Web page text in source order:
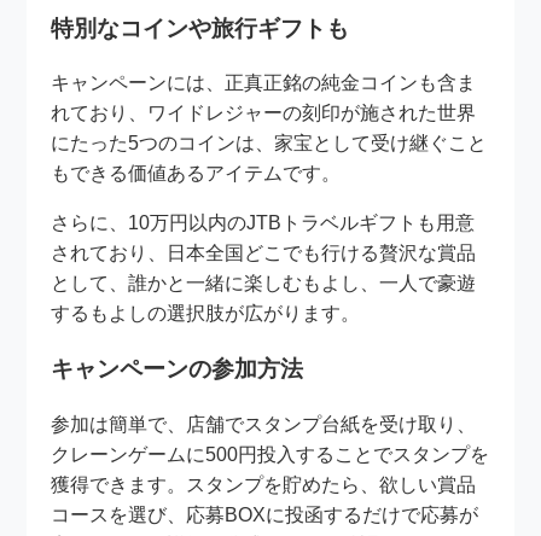
特別なコインや旅行ギフトも
キャンペーンには、正真正銘の純金コインも含ま
れており、ワイドレジャーの刻印が施された世界
にたった5つのコインは、家宝として受け継ぐこと
もできる価値あるアイテムです。
さらに、10万円以内のJTBトラベルギフトも用意
されており、日本全国どこでも行ける贅沢な賞品
として、誰かと一緒に楽しむもよし、一人で豪遊
するもよしの選択肢が広がります。
キャンペーンの参加方法
参加は簡単で、店舗でスタンプ台紙を受け取り、
クレーンゲームに500円投入することでスタンプを
獲得できます。スタンプを貯めたら、欲しい賞品
コースを選び、応募BOXに投函するだけで応募が